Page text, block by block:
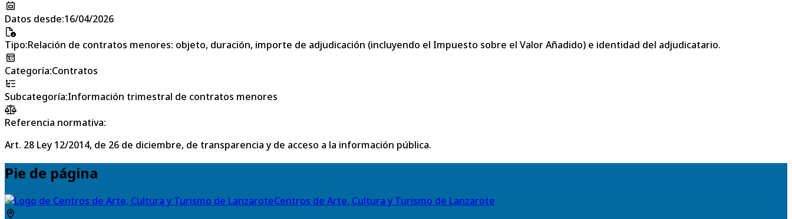
Datos desde:16/04/2026
Tipo:Relación de contratos menores: objeto, duración, importe de adjudicación (incluyendo el Impuesto sobre el Valor Añadido) e identidad del adjudicatario.
Categoría:Contratos
Subcategoría:Información trimestral de contratos menores
Referencia normativa:
Art. 28 Ley 12/2014, de 26 de diciembre, de transparencia y de acceso a la información pública.
Pie de página
Centros de Arte, Cultura y Turismo de Lanzarote